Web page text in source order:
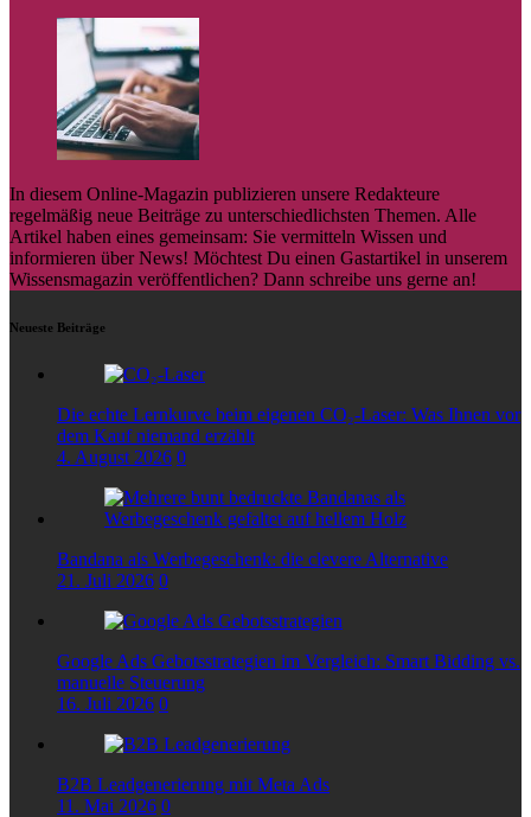
In diesem Online-Magazin publizieren unsere Redakteure
regelmäßig neue Beiträge zu unterschiedlichsten Themen. Alle
Artikel haben eines gemeinsam: Sie vermitteln Wissen und
informieren über News! Möchtest Du einen Gastartikel in unserem
Wissensmagazin veröffentlichen? Dann schreibe uns gerne an!
Neueste Beiträge
Die echte Lernkurve beim eigenen CO₂-Laser: Was Ihnen vor
dem Kauf niemand erzählt
4. August 2026 0
Bandana als Werbegeschenk: die clevere Alternative
21. Juli 2026 0
Google Ads Gebotsstrategien im Vergleich: Smart Bidding vs.
manuelle Steuerung
16. Juli 2026 0
B2B Leadgenerierung mit Meta Ads
11. Mai 2026 0